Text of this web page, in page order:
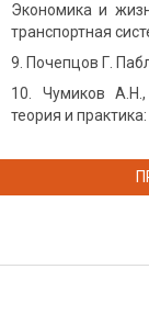
Экономика и
транспортная
Почепцов Г.
Чумиков
теория и